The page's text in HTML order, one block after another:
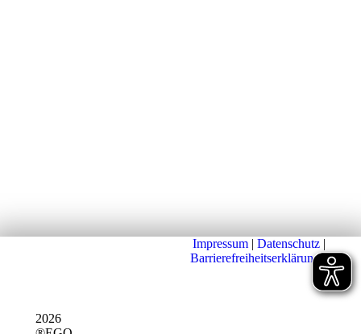
2026
Impressum | Datenschutz |
Barrierefreiheitserklärung|